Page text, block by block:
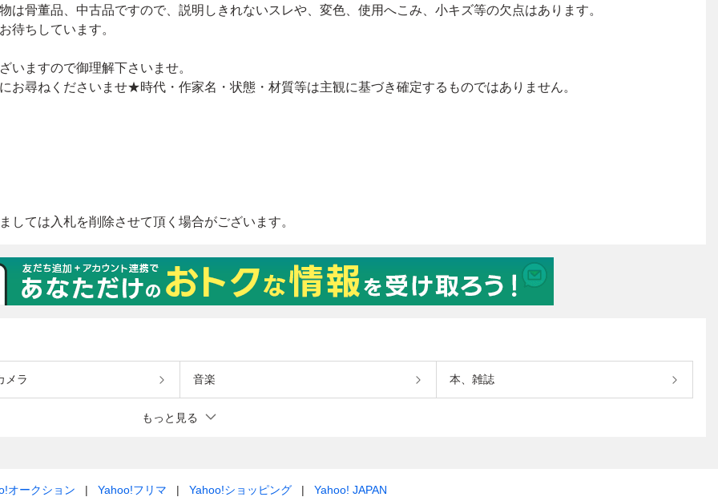
メラ 音楽 本、雑誌
もっと見る
オークション Yahoo!フリマ Yahoo!ショッピング Yahoo! JAPAN